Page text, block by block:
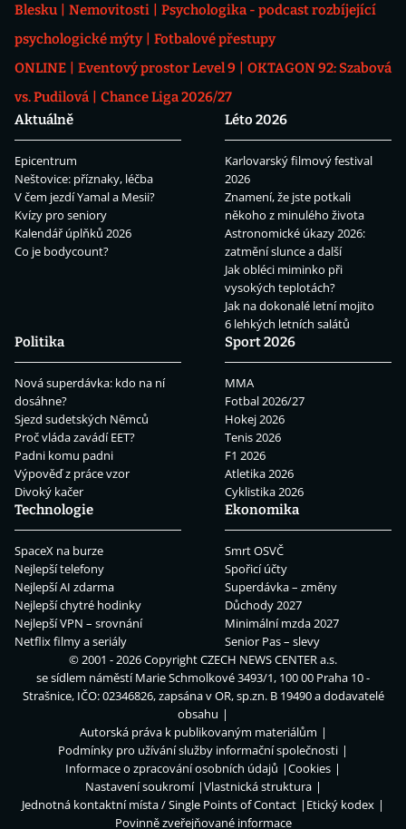
Blesku
Nemovitosti
Psychologika - podcast rozbíjející
psychologické mýty
Fotbalové přestupy
ONLINE
Eventový prostor Level 9
OKTAGON 92: Szabová
vs. Pudilová
Chance Liga 2026/27
Aktuálně
Epicentrum
Neštovice: příznaky, léčba
V čem jezdí Yamal a Mesii?
Kvízy pro seniory
Kalendář úplňků 2026
Co je bodycount?
Léto 2026
Karlovarský filmový festival
2026
Znamení, že jste potkali
někoho z minulého života
Astronomické úkazy 2026:
zatmění slunce a další
Jak obléci miminko při
vysokých teplotách?
Jak na dokonalé letní mojito
6 lehkých letních salátů
Politika
Nová superdávka: kdo na ní
dosáhne?
Sjezd sudetských Němců
Proč vláda zavádí EET?
Padni komu padni
Výpověď z práce vzor
Divoký kačer
Sport 2026
MMA
Fotbal 2026/27
Hokej 2026
Tenis 2026
F1 2026
Atletika 2026
Cyklistika 2026
Technologie
SpaceX na burze
Nejlepší telefony
Nejlepší AI zdarma
Nejlepší chytré hodinky
Nejlepší VPN – srovnání
Netflix filmy a seriály
Ekonomika
Smrt OSVČ
Spořicí účty
Superdávka – změny
Důchody 2027
Minimální mzda 2027
Senior Pas – slevy
© 2001 - 2026 CopyrightCZECH NEWS CENTER a.s.
se sídlem náměstí Marie Schmolkové 3493/1, 100 00 Praha 10 -
Strašnice, IČO: 02346826, zapsána v OR, sp.zn. B 19490 a dodavatelé
obsahu
Autorská práva k publikovaným materiálům
Podmínky pro užívání služby informační společnosti
Informace o zpracování osobních údajů
Cookies
Nastavení soukromí
Vlastnická struktura
Jednotná kontaktní místa / Single Points of Contact
Etický kodex
Povinně zveřejňované informace